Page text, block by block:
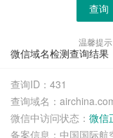
查询
温馨提
微信域名检测查询结
查询ID：431
查询域名：
微信中访问状态： 微信
备案信息：中国国际航